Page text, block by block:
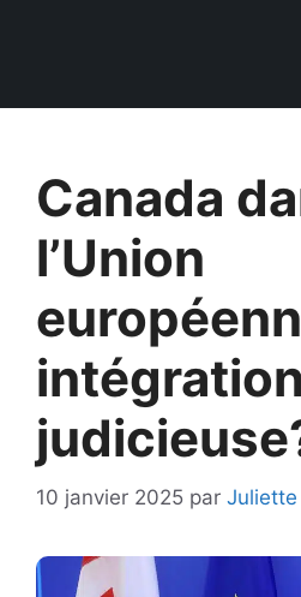
Canada
l’Union
intégration
10 janvier 2025 par